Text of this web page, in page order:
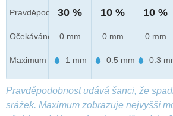
Pravděpod.
Očekáváno
Maximum
30 %
0 mm
1 mm
10 %
0 mm
0.5 mm
10 %
0 mm
0.3
Pravděpodobnost udává šanci, že
srážek. Maximum zobrazuje nejvyšší